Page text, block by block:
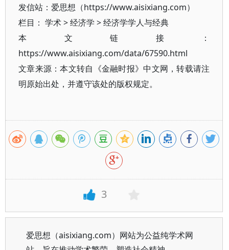
发信站：爱思想（https://www.aisixiang.com）
栏目： 学术>经济学 >经济学学人与经典
本文链接：
https://www.aisixiang.com/data/67590.html
文章来源：本文转自《金融时报》中文网，转载请注
明原始出处，并遵守该处的版权规定。
3
爱思想（aisixiang.com）网站为公益纯学术网